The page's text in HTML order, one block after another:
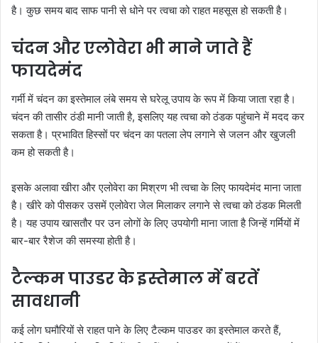
है। कुछ समय बाद साफ पानी से धोने पर त्वचा को राहत महसूस हो सकती है।
चंदन और एलोवेरा भी माने जाते हैं
फायदेमंद
गर्मी में चंदन का इस्तेमाल लंबे समय से घरेलू उपाय के रूप में किया जाता रहा है।
चंदन की तासीर ठंडी मानी जाती है, इसलिए यह त्वचा को ठंडक पहुंचाने में मदद कर
सकता है। प्रभावित हिस्सों पर चंदन का पतला लेप लगाने से जलन और खुजली
कम हो सकती है।
इसके अलावा खीरा और एलोवेरा का मिश्रण भी त्वचा के लिए फायदेमंद माना जाता
है। खीरे को पीसकर उसमें एलोवेरा जेल मिलाकर लगाने से त्वचा को ठंडक मिलती
है। यह उपाय खासतौर पर उन लोगों के लिए उपयोगी माना जाता है जिन्हें गर्मियों में
बार-बार रैशेज की समस्या होती है।
टैल्कम पाउडर के इस्तेमाल में बरतें
सावधानी
कई लोग घमौरियों से राहत पाने के लिए टैल्कम पाउडर का इस्तेमाल करते हैं,